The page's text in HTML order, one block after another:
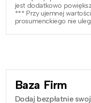
jest dodatkowo
*** Przy ujemnej
prosumenckiego nie
Baza Firm
Dodaj bezpłatnie